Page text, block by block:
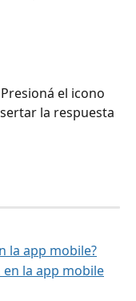
el icono
la respuesta
la app mobile?
la app mobile